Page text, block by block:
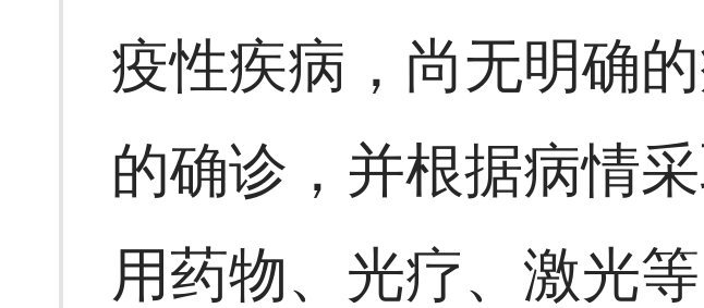
疫性疾病，尚无明确
的确诊，并根据病情
用药物、光疗、激光